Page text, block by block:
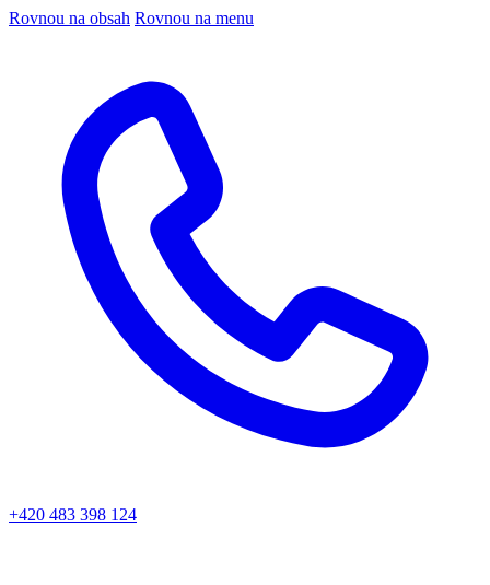
Rovnou na obsah Rovnou na menu
+420 483 398 124